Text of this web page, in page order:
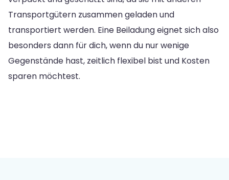
Transportgütern zusammen geladen und
transportiert werden. Eine Beiladung eignet sich also
besonders dann für dich, wenn du nur wenige
Gegenstände hast, zeitlich flexibel bist und Kosten
sparen möchtest.